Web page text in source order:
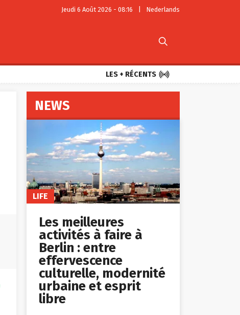
Jeudi 6 Août 2026 - 08:16 Nederlands

LES + RÉCENTS 
NEWS
LIFE
Les meilleures
activités à faire à
Berlin : entre
effervescence
culturelle, modernité
urbaine et esprit
libre